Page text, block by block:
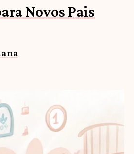
Novos Pais